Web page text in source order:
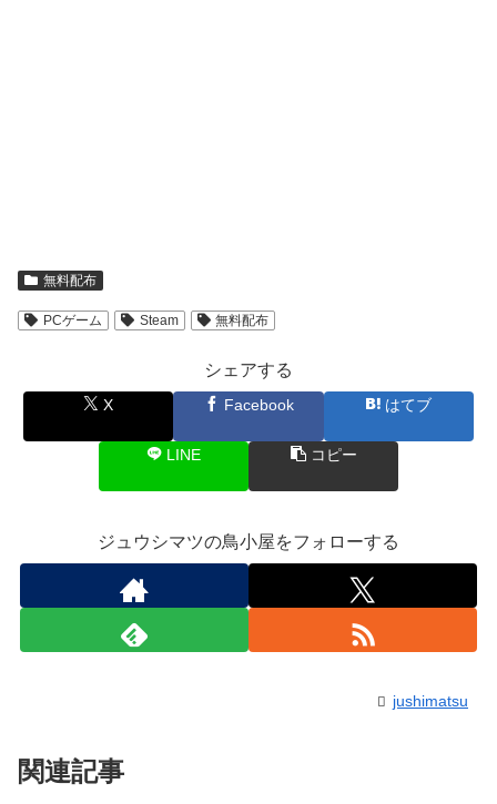
無料配布
PCゲーム Steam 無料配布
シェアする
X Facebook はてブ
LINE コピー
ジュウシマツの鳥小屋をフォローする
jushimatsu
関連記事